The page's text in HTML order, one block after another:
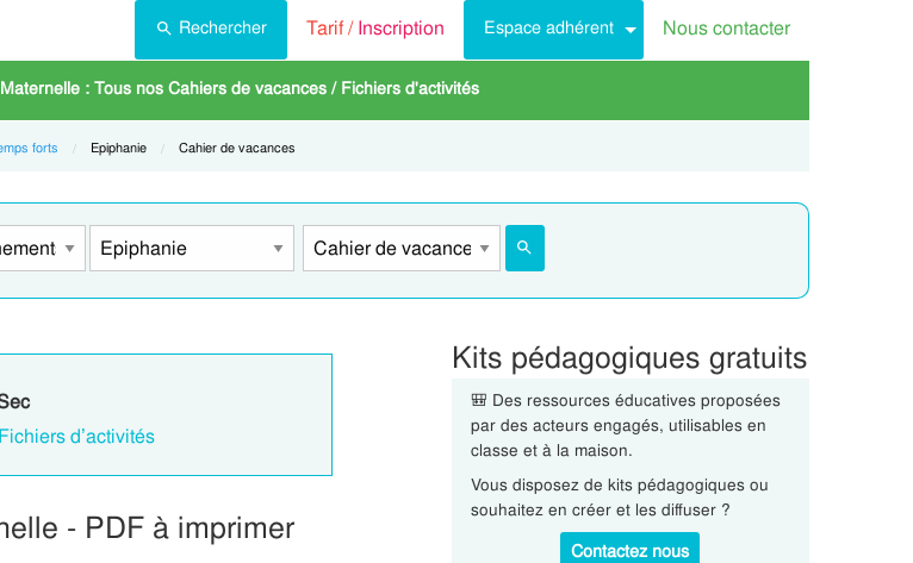
Rechercher Tarif /Inscription Espace adhérent Nous contacter
: Tous nos Cahiers de vacances / Fichiers d'activités
forts Current:
Epiphanie Current:
Cahier de vacances
d’activités
- PDF à imprimer
Kits pédagogiques gratuits
🎒 Des ressources éducatives proposées
par des acteurs engagés, utilisables en
classe et à la maison.
Vous disposez de kits pédagogiques ou
souhaitez en créer et les diffuser ?
Contactez nous